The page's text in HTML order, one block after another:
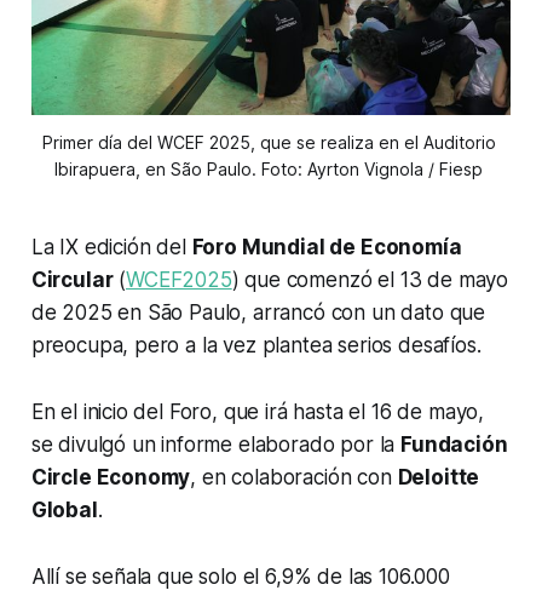
Primer día del WCEF 2025, que se realiza en el Auditorio
Ibirapuera, en São Paulo. Foto: Ayrton Vignola / Fiesp
La IX edición del
Foro Mundial de Economía
Circular(WCEF2025) que comenzó el 13 de mayo
de 2025 en São Paulo, arrancó con un dato que
preocupa, pero a la vez plantea serios desafíos.
En el inicio del Foro, que irá hasta el 16 de mayo,
se divulgó un informe elaborado por la Fundación
Circle Economy, en colaboración con Deloitte
Global .
Allí se señala que solo el 6,9% de las 106.000